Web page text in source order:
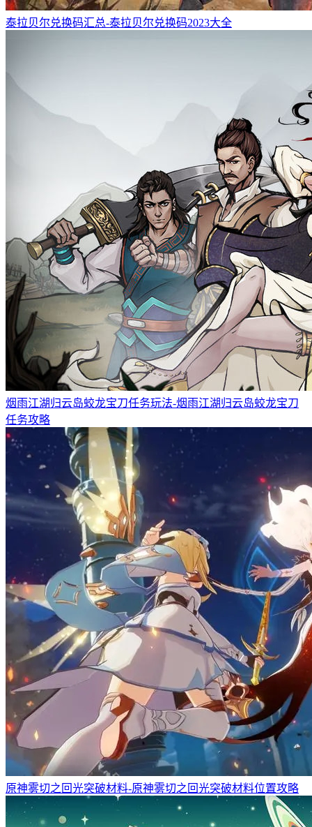
泰拉贝尔兑换码汇总-泰拉贝尔兑换码2023大全
烟雨江湖归云岛蛟龙宝刀任务玩法-烟雨江湖归云岛蛟龙宝刀
任务攻略
原神雾切之回光突破材料-原神雾切之回光突破材料位置攻略